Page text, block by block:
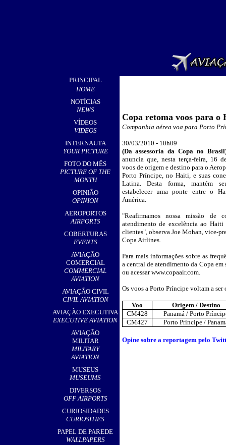
PRINCIPAL
HOME
NOTÍCIAS
NEWS
VÍDEOS
VIDEOS
INTERNAUTA
YOUR PICTURE
FOTO DO MÊS
PICTURE OF THE
MONTH
OPINIÃO
OPINION
AEROPORTOS
AIRPORTS
,
COBERTURAS
EVENTS
AVIAÇÃO
COMERCIAL
COMMERCIAL
AVIATION
AVIAÇÃO CIVIL
CIVIL AVIATION
AVIAÇÃO EXECUTIVA
EXECUTIVE AVIATION
AVIAÇÃO
MILITAR
MILITARY
AVIATION
MUSEUS
MUSEUMS
DIVERSOS
OFF AIRPORTS
CURIOSIDADES
CURIOSITIES
PAPEL DE PAREDE
WALLPAPERS
Copa retoma voos para o
Companhia aérea voa para Porto
30/03/2010 - 10h09
(Da assessoria da Copa no Brasil
anuncia que, nesta terça-feira, 16
voos de origem e destino para o
Porto Príncipe, no Haiti, e suas
Latina. Desta forma, mantém
estabelecer uma ponte entre o
América.
"Reafirmamos nossa missão de
atendimento de excelência ao Haiti
clientes", observa Joe Mohan, vice-
Copa Airlines.
Para mais informações sobre as
a central de atendimento da Copa em
ou acessarwww.copaair.com.
Os voos a Porto Príncipe voltam a
Voo
Origem / Destino
CM428
Panamá / Porto
CM427
Porto Príncipe /
Opine sobre a reportagem pelo